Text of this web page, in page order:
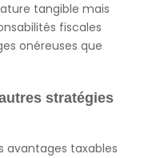
tangible mais
fiscales
onéreuses que
stratégies
avantages taxables